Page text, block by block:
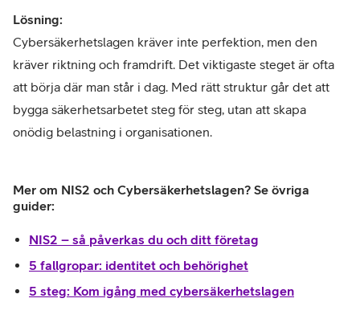
Lösning:
Cybersäkerhetslagen kräver inte perfektion, men den
kräver riktning och framdrift. Det viktigaste steget är ofta
att börja där man står i dag. Med rätt struktur går det att
bygga säkerhetsarbetet steg för steg, utan att skapa
onödig belastning i organisationen.
Mer om NIS2 och Cybersäkerhetslagen? Se övriga
guider:
NIS2 – så påverkas du och ditt företag
5 fallgropar: identitet och behörighet
5 steg: Kom igång med cybersäkerhetslagen